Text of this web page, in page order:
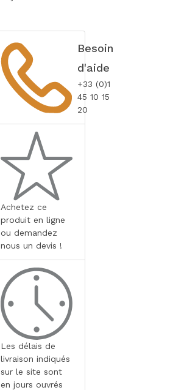
Besoin
d'aide
+33 (0)1
45 10 15
20
Achetez ce
produit en ligne
ou demandez
nous un devis !
Les délais de
livraison indiqués
sur le site sont
en jours ouvrés